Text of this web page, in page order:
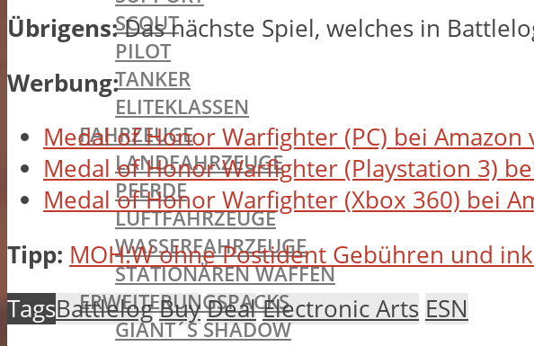
SCOUT
PILOT
TANKER
ELITEKLASSEN
FAHRZEUGE
LANDFAHRZEUGE
PFERDE
LUFTFAHRZEUGE
WASSERFAHRZEUGE
STATIONÄREN WAFFEN
ERWEITERUNGSPACKS
GIANT´S SHADOW
Übrigens:Das nächste Spiel, welches in
Werbung:
Medal of Honor Warfighter (PC) bei Amazon
Medal of Honor Warfighter (Playstation 3)
Medal of Honor Warfighter (Xbox 360) bei
Tipp: MOH:W ohne Postident Gebühren und
TagsBattlelog Buy Deal Electronic Arts ESN